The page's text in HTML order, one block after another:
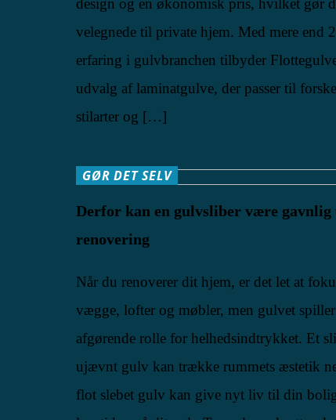
design og en økonomisk pris, hvilket gør
velegnede til private hjem. Med mere end
erfaring i gulvbranchen tilbyder
udvalg af laminatgulve, der passer til
stilarter og […]
GØR DET SELV
Derfor kan en gulvsliber være gavnlig
renovering
Når du renoverer dit hjem, er det let at
vægge, lofter og møbler, men gulvet spiller
afgørende rolle for helhedsindtrykket. Et
ujævnt gulv kan trække rummets æstetik
flot slebet gulv kan give nyt liv til din